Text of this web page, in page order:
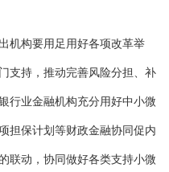
构要用足用好各项改革举
支持，推动完善风险分担、补
行业金融机构充分用好中小微
担保计划等财政金融协同促内
联动，协同做好各类支持小微